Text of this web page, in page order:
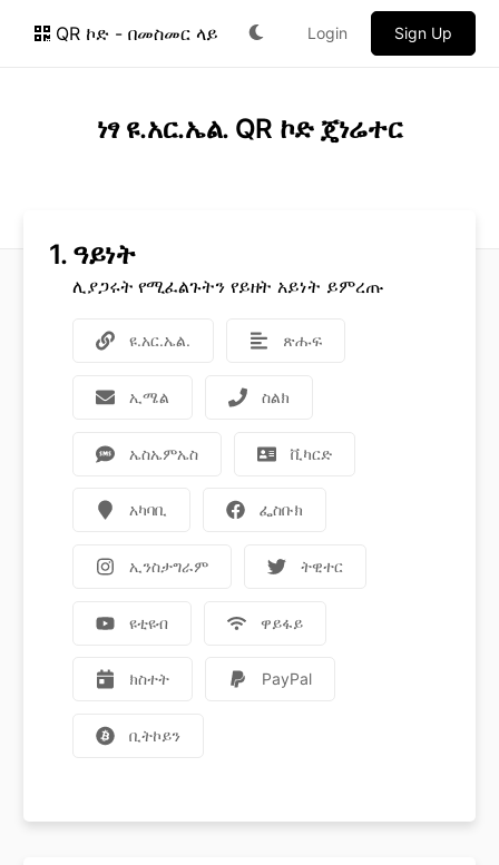
QR ኮድ - በመስመር ላይ Login Sign Up
ነፃ ዩ.አር.ኤል. QR ኮድ ጄነሬተር
1. ዓይነት
ሊያጋሩት የሚፈልጉትን የይዘት አይነት ይምረጡ
ዩ.አር.ኤል. ጽሑፍ
ኢሜል ስልክ
ኤስኤምኤስ ቪካርድ
አካባቢ ፌስቡክ
ኢንስታግራም ትዊተር
ዩቲዩብ ዋይፋይ
ክስተት PayPal
ቢትኮይን